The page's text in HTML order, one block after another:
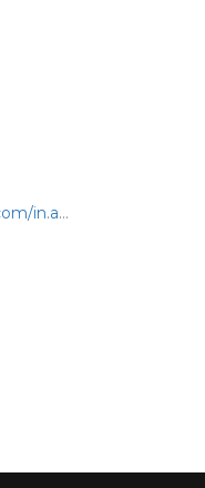
https://www.facebook.com/in.actionmx